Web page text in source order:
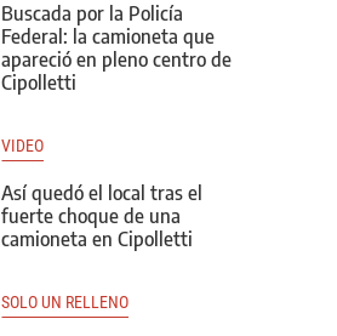
Buscada por la Policía
Federal: la camioneta que
apareció en pleno centro de
Cipolletti
VIDEO
Así quedó el local tras el
fuerte choque de una
camioneta en Cipolletti
SOLO UN RELLENO